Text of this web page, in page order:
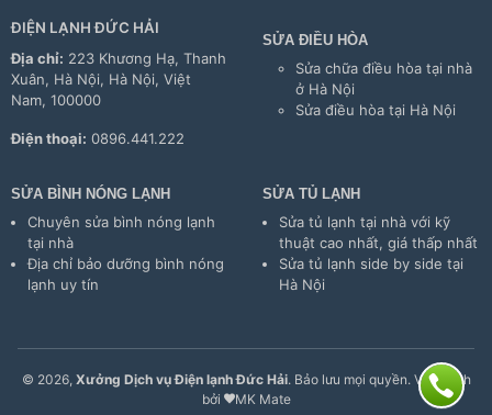
ĐIỆN LẠNH ĐỨC HẢI
Địa chỉ: 223 Khương Hạ, Thanh
Xuân, Hà Nội, Hà Nội, Việt
Nam, 100000
Điện thoại: 0896.441.222
SỬA ĐIỀU HÒA
Sửa chữa điều hòa tại nhà
ở Hà Nội
Sửa điều hòa tại Hà Nội
SỬA BÌNH NÓNG LẠNH
Chuyên sửa bình nóng lạnh
tại nhà
Địa chỉ bảo dưỡng bình nóng
lạnh uy tín
SỬA TỦ LẠNH
Sửa tủ lạnh tại nhà với kỹ
thuật cao nhất, giá thấp nhất
Sửa tủ lạnh side by side tại
Hà Nội
© 2026, Xưởng Dịch vụ Điện lạnh Đức Hải. Bảo lưu mọi quyền. Vận hành
bởi
MK Mate